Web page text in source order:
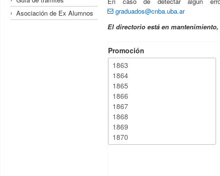
Asociación de Ex Alumnos
graduados@cnba.uba.ar
El directorio está en
Promoción